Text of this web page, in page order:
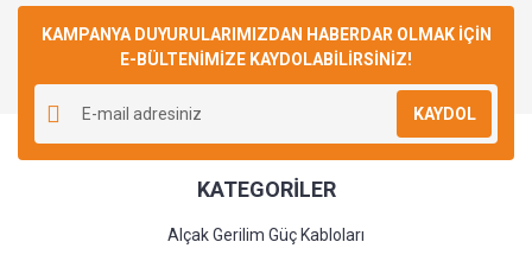
KAMPANYA DUYURULARIMIZDAN HABERDAR OLMAK İÇİN
E-BÜLTENİMİZE KAYDOLABİLİRSİNİZ!
KAYDOL
KATEGORİLER
Alçak Gerilim Güç Kabloları